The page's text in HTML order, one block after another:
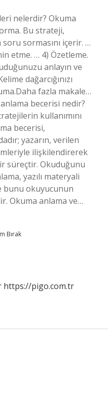
nelerdir? Okuma
Bu strateji,
sormasını içerir. …
etme. … 4) Özetleme.
anlayın ve
dağarcığınızı
fazla makale…
becerisi nedir?
kullanımını
becerisi,
yazarın, verilen
ilişkilendirerek
süreçtir. Okuduğunu
yazılı materyali
bunu okuyucunun
Okuma anlama ve…
Bırak
https://pigo.com.tr